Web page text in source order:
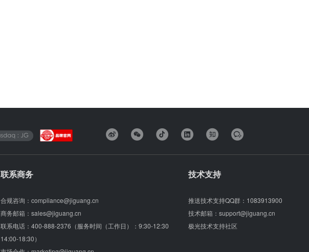
联系商务
合规咨询： compliance@jiguang.cn
商务邮箱： sales@jiguang.cn
联系电话： 400-888-2376（服务时间（工作日）：9:30-12:30
14:00-18:30）
技术支持
推送技术支持QQ群： 1083913900
技术邮箱： support@jiguang.cn
极光技术支持社区